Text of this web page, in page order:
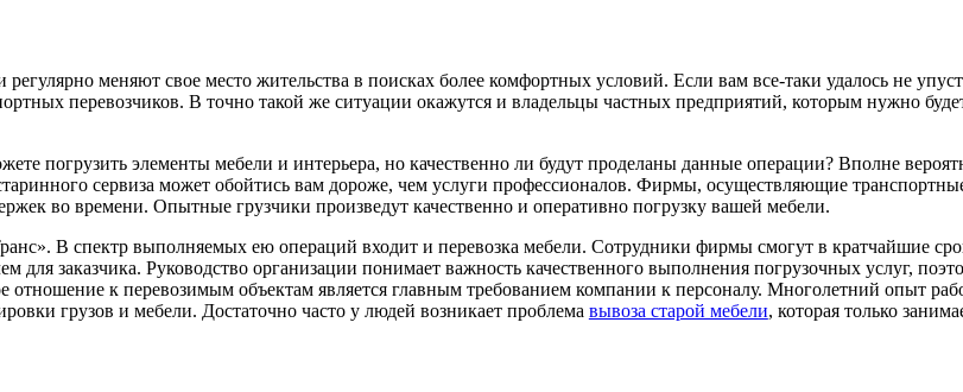
меняют свое место жительства в поисках более комфортных условий. Если вам все-таки удалось не
перевозчиков. В точно такой же ситуации окажутся и владельцы частных предприятий, которым нужно
погрузить элементы мебели и интерьера, но качественно ли будут проделаны данные операции? Вполне
сервиза может обойтись вам дороже, чем услуги профессионалов. Фирмы, осуществляющие
во времени. Опытные грузчики произведут качественно и оперативно погрузку вашей мебели.
В спектр выполняемых ею операций входит и перевозка мебели. Сотрудники фирмы смогут в кратчайшие
заказчика. Руководство организации понимает важность качественного выполнения погрузочных услуг,
к перевозимым объектам является главным требованием компании к персоналу. Многолетний опыт
грузов и мебели. Достаточно часто у людей возникает проблема вывоза старой мебели, которая только